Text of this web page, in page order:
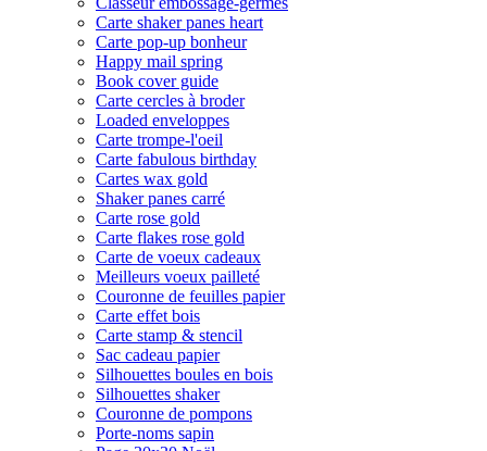
Carte shaker panes heart
Carte pop-up bonheur
Happy mail spring
Book cover guide
Carte cercles à broder
Loaded enveloppes
Carte trompe-l'oeil
Carte fabulous birthday
Cartes wax gold
Shaker panes carré
Carte rose gold
Carte flakes rose gold
Carte de voeux cadeaux
Meilleurs voeux pailleté
Couronne de feuilles papier
Carte effet bois
Carte stamp & stencil
Sac cadeau papier
Silhouettes boules en bois
Silhouettes shaker
Couronne de pompons
Porte-noms sapin